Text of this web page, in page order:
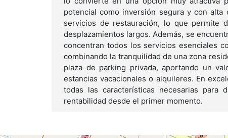
potencial como inversión segura y con alta
servicios de restauración, lo que permite
desplazamientos largos. Además, se
concentran todos los servicios esenciales
combinando la tranquilidad de una zona
plaza de parking privada, aportando un
estancias vacacionales o alquileres. En
todas las características necesarias
rentabilidad desde el primer momento.